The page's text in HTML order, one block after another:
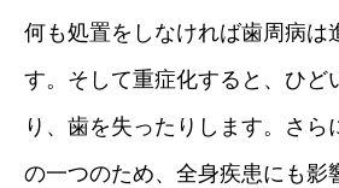
何も処置をしなければ歯周病は
す。そして重症化すると、ひど
り、歯を失ったりします。さら
の一つのため、全身疾患にも影